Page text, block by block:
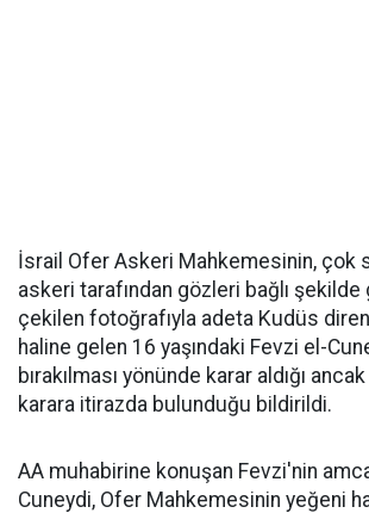
İsrail Ofer Askeri Mahkemesinin, çok
askeri tarafından gözleri bağlı
çekilen fotoğrafıyla adeta Kudüs
haline gelen 16 yaşındaki Fevzi el-
bırakılması yönünde karar aldığı ancak
karara itirazda bulunduğu bildirildi.
AA muhabirine konuşan Fevzi'nin
Cuneydi, Ofer Mahkemesinin yeğeni